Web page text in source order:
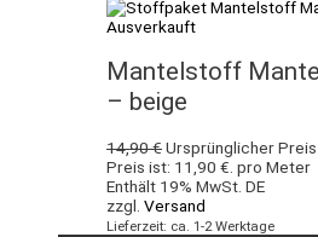
Ausverkauft
Mantelstoff
– beige
14,90€Ursprünglicher
Preis ist: 11,90 €. pro Meter
Enthält 19% MwSt. DE
zzgl. Versand
Lieferzeit: ca. 1-2 Werktage